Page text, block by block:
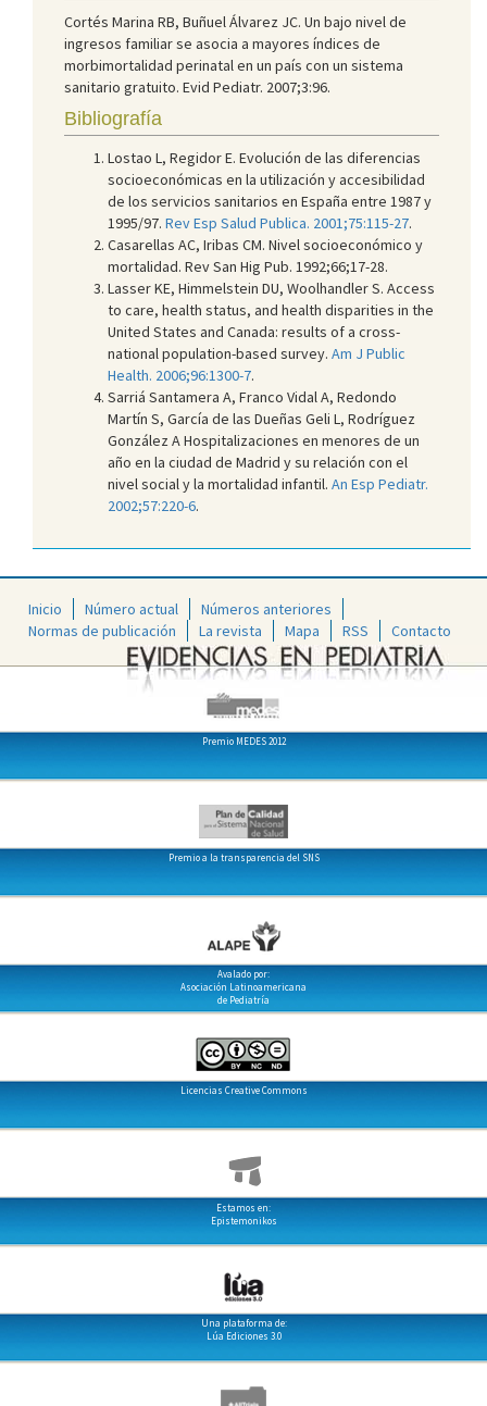
Cortés Marina RB, Buñuel Álvarez JC. Un bajo nivel de
ingresos familiar se asocia a mayores índices de
morbimortalidad perinatal en un país con un sistema
sanitario gratuito. Evid Pediatr. 2007;3:96.
Bibliografía
Lostao L, Regidor E. Evolución de las diferencias
socioeconómicas en la utilización y accesibilidad
de los servicios sanitarios en España entre 1987 y
1995/97. Rev Esp Salud Publica. 2001;75:115-27.
Casarellas AC, Iribas CM. Nivel socioeconómico y
mortalidad. Rev San Hig Pub. 1992;66;17-28.
Lasser KE, Himmelstein DU, Woolhandler S. Access
to care, health status, and health disparities in the
United States and Canada: results of a cross-
national population-based survey. Am J Public
Health. 2006;96:1300-7.
Sarriá Santamera A, Franco Vidal A, Redondo
Martín S, García de las Dueñas Geli L, Rodríguez
González A Hospitalizaciones en menores de un
año en la ciudad de Madrid y su relación con el
nivel social y la mortalidad infantil. An Esp Pediatr.
2002;57:220-6.
Inicio Número actual
Números anteriores
Normas de publicación
La revista Mapa RSS Contacto
Premio MEDES 2012
Premio a la transparencia del SNS
Avalado por:
Asociación Latinoamericana
de Pediatría
Licencias Creative Commons
Estamos en:
Epistemonikos
Una plataforma de:
Lúa Ediciones 3.0